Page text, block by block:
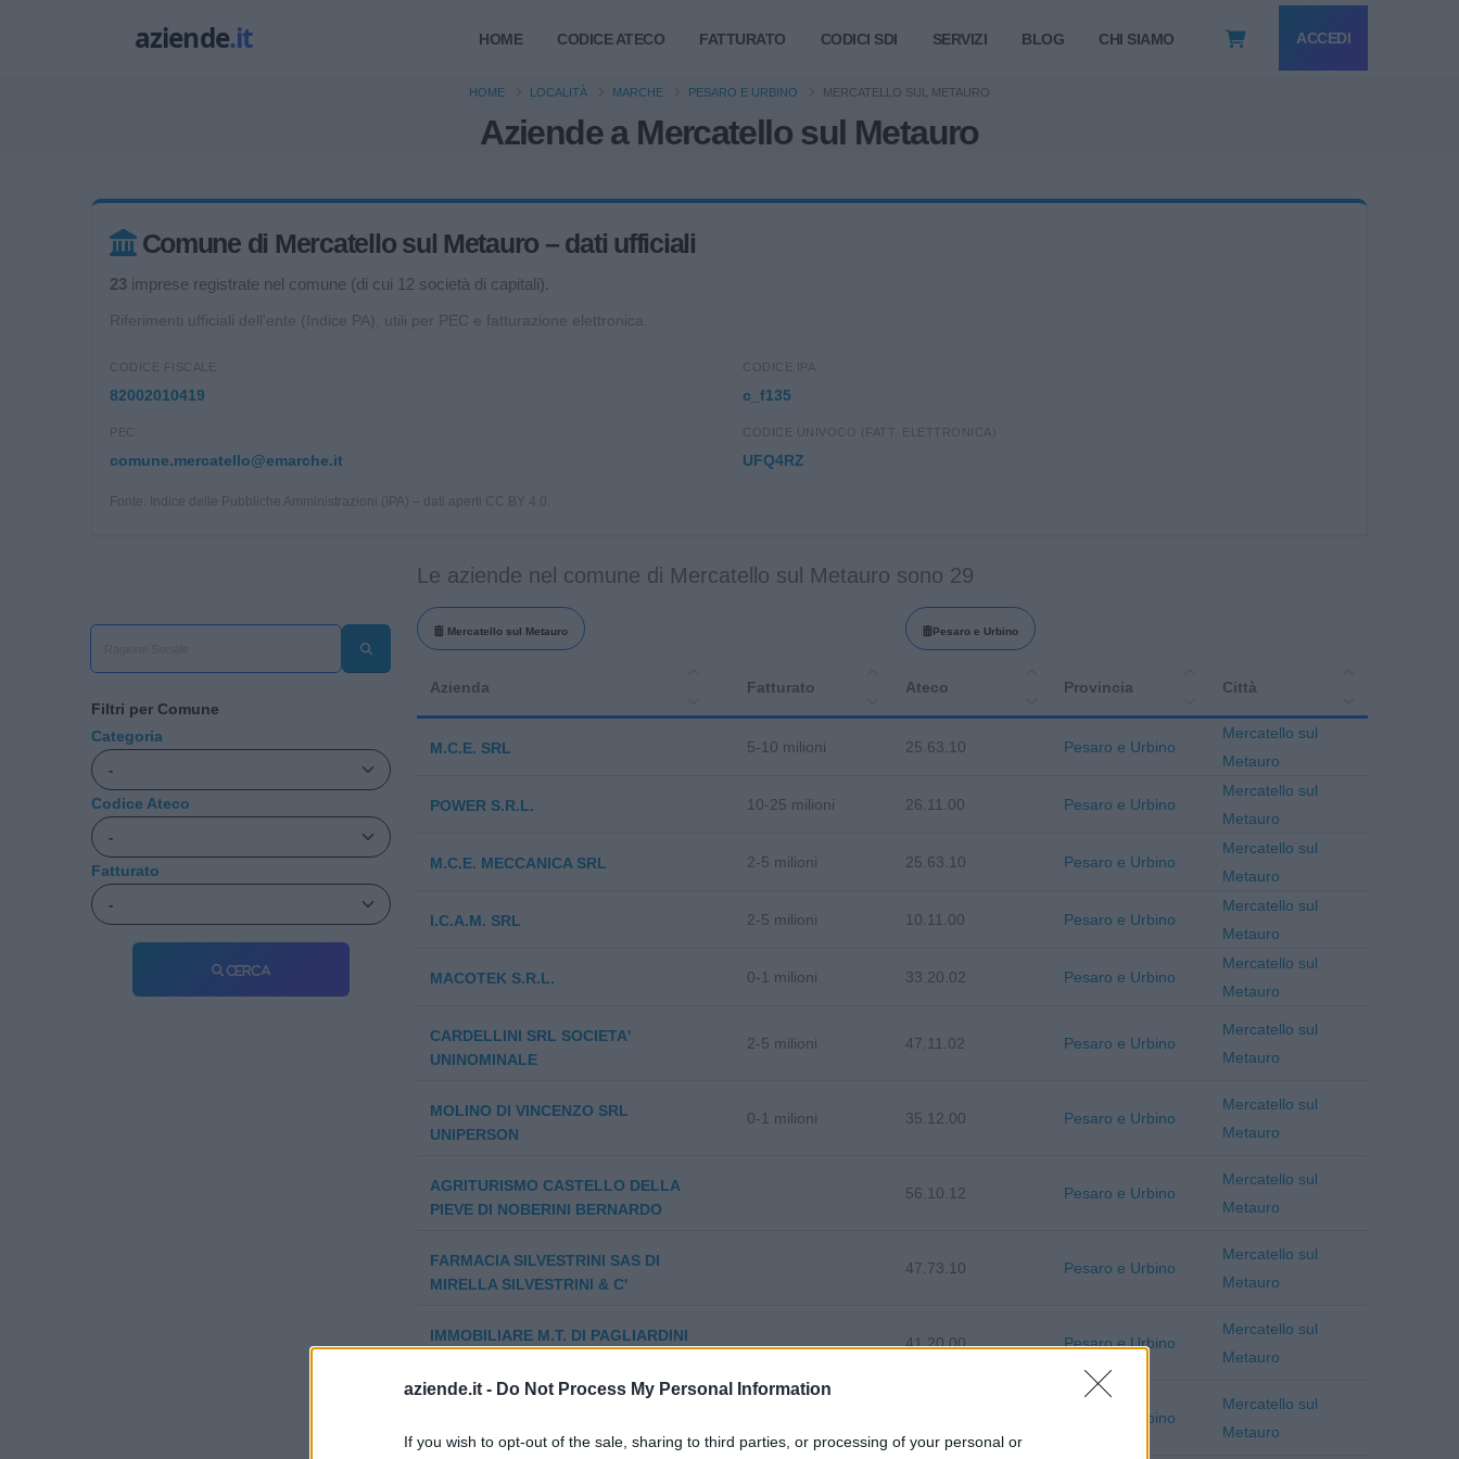
aziende.it - Do Not Process My Personal Information
If you wish to opt-out of the sale, sharing to third parties, or processing of your personal or
HOME CODICE ATECO FATTURATO CODICI SDI SERVIZI BLOG CHI SIAMO ACCEDI
Aziende a Mercatello sul Metauro
HOME LOCALITÀ MARCHE PESARO E URBINO MERCATELLO SUL METAURO
Comune di Mercatello sul Metauro – dati ufficiali
23 imprese registrate nel comune (di cui 12 società di capitali).
Riferimenti ufficiali dell'ente (Indice PA), utili per PEC e fatturazione elettronica.
CODICE FISCALE
82002010419
CODICE IPA
c_f135
PEC
comune.mercatello@emarche.it
CODICE UNIVOCO (FATT. ELETTRONICA)
UFQ4RZ
Fonte: Indice delle Pubbliche Amministrazioni (IPA) – dati aperti CC BY 4.0.
Filtri per Comune
Categoria
Codice Ateco
Fatturato
Cerca
Le aziende nel comune di Mercatello sul Metauro sono 29
Mercatello sul Metauro Pesaro e Urbino
Azienda Fatturato Ateco Provincia Città
M.C.E. SRL 5-10 milioni 25.63.10 Pesaro e Urbino
Mercatello sul
Metauro
POWER S.R.L. 10-25 milioni 26.11.00 Pesaro e Urbino
Mercatello sul
Metauro
M.C.E. MECCANICA SRL 2-5 milioni 25.63.10 Pesaro e Urbino
Mercatello sul
Metauro
I.C.A.M. SRL 2-5 milioni 10.11.00 Pesaro e Urbino
Mercatello sul
Metauro
MACOTEK S.R.L. 0-1 milioni 33.20.02 Pesaro e Urbino
Mercatello sul
Metauro
CARDELLINI SRL SOCIETA'
UNINOMINALE
2-5 milioni 47.11.02 Pesaro e Urbino
Mercatello sul
Metauro
MOLINO DI VINCENZO SRL
UNIPERSON
0-1 milioni 35.12.00 Pesaro e Urbino
Mercatello sul
Metauro
AGRITURISMO CASTELLO DELLA
PIEVE DI NOBERINI BERNARDO
56.10.12 Pesaro e Urbino
Mercatello sul
Metauro
FARMACIA SILVESTRINI SAS DI
MIRELLA SILVESTRINI & C'
47.73.10 Pesaro e Urbino
Mercatello sul
Metauro
IMMOBILIARE M.T. DI PAGLIARDINI
41.20.00 Pesaro e Urbino
Mercatello sul
Metauro
S.A.S.
Pesaro e Urbino
Mercatello sul
Metauro